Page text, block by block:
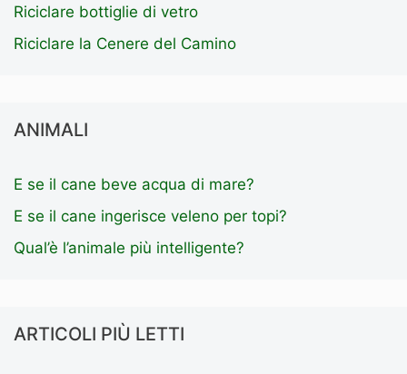
Riciclare bottiglie di vetro
Riciclare la Cenere del Camino
ANIMALI
E se il cane beve acqua di mare?
E se il cane ingerisce veleno per topi?
Qual’è l’animale più intelligente?
ARTICOLI PIÙ LETTI